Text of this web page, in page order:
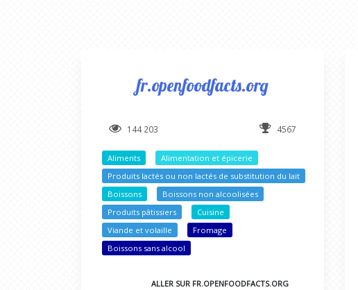
fr.openfoodfacts.org
144 203 4567
Aliments
Alimentation et épicerie
Produits lactés ou non lactés de substitution du lait
Boissons
Boissons non alcoolisées
Produits pâtissiers
Cuisine
Viande et volaille
Fromage
Boissons sans alcool
ALLER SUR FR.OPENFOODFACTS.ORG